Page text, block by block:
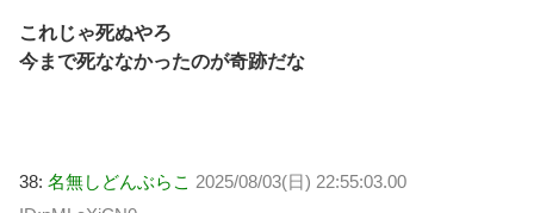
これじゃ死ぬやろ
今まで死ななかったのが奇跡だな
38: 名無しどんぶらこ 2025/08/03(日) 22:55:03.00